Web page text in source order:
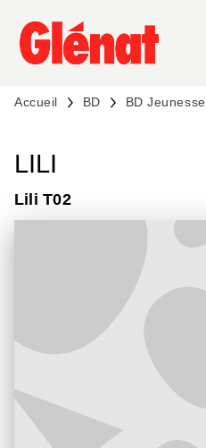
MENU RECHERCHE
PIED DE PAGE
Accueil BD BD Jeunesse
LILI
Lili T02